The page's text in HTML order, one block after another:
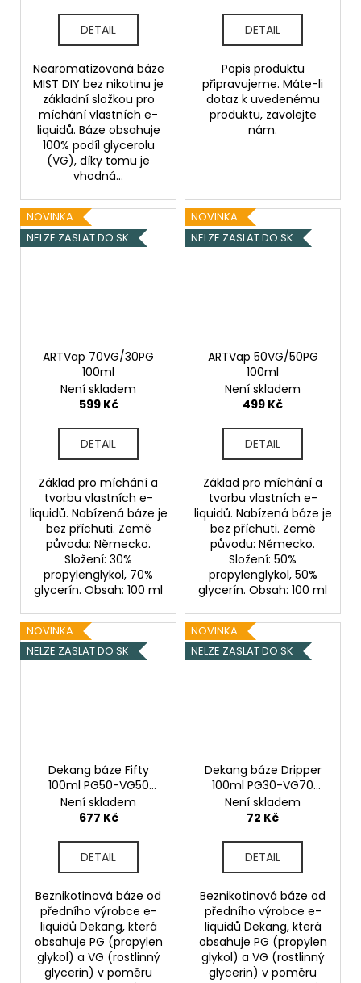
DETAIL
Nearomatizovaná báze
MIST DIY bez nikotinu je
základní složkou pro
míchání vlastních e-
liquidů. Báze obsahuje
100% podíl glycerolu
(VG), díky tomu je
vhodná...
DETAIL
Popis produktu
připravujeme. Máte-li
dotaz k uvedenému
produktu, zavolejte
nám.
NOVINKA
NELZE ZASLAT DO SK
ARTVap 70VG/30PG
100ml
Není skladem
599 Kč
DETAIL
Základ pro míchání a
tvorbu vlastních e-
liquidů. Nabízená báze je
bez příchuti. Země
původu: Německo.
Složení: 30%
propylenglykol, 70%
glycerín. Obsah: 100 ml
NOVINKA
NELZE ZASLAT DO SK
ARTVap 50VG/50PG
100ml
Není skladem
499 Kč
DETAIL
Základ pro míchání a
tvorbu vlastních e-
liquidů. Nabízená báze je
bez příchuti. Země
původu: Německo.
Složení: 50%
propylenglykol, 50%
glycerín. Obsah: 100 ml
NOVINKA
NELZE ZASLAT DO SK
Dekang báze Fifty
100ml PG50-VG50
0mg
Není skladem
677 Kč
DETAIL
Beznikotinová báze od
předního výrobce e-
liquidů Dekang, která
obsahuje PG (propylen
glykol) a VG (rostlinný
glycerin) v poměru
NOVINKA
NELZE ZASLAT DO SK
Dekang báze Dripper
100ml PG30-VG70
0mg
Není skladem
72 Kč
DETAIL
Beznikotinová báze od
předního výrobce e-
liquidů Dekang, která
obsahuje PG (propylen
glykol) a VG (rostlinný
glycerin) v poměru